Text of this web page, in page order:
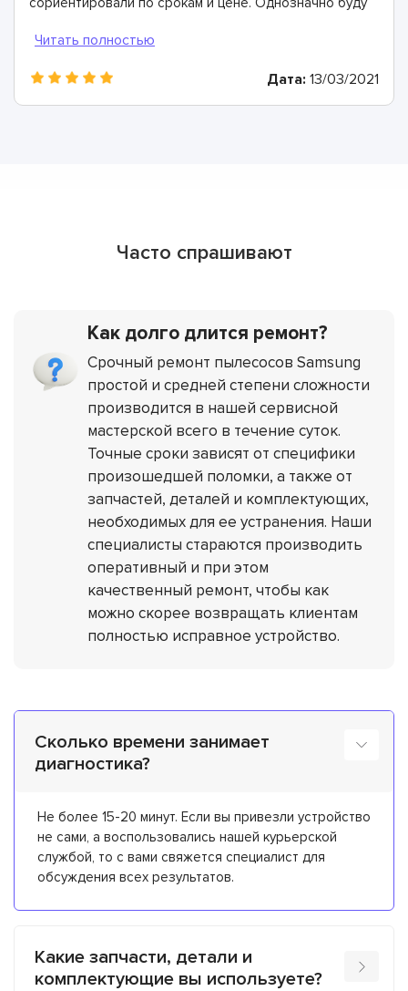
Дата: 13/03/2021
Часто спрашивают
Как долго длится ремонт?
Срочный ремонт пылесосов Samsung
простой и средней степени сложности
производится в нашей сервисной
мастерской всего в течение суток.
Точные сроки зависят от специфики
произошедшей поломки, а также от
запчастей, деталей и комплектующих,
необходимых для ее устранения. Наши
специалисты стараются производить
оперативный и при этом
качественный ремонт, чтобы как
можно скорее возвращать клиентам
полностью исправное устройство.
Сколько времени занимает
диагностика?
Не более 15-20 минут. Если вы привезли устройство
не сами, а воспользовались нашей курьерской
службой, то с вами свяжется специалист для
обсуждения всех результатов.
Какие запчасти, детали и
комплектующие вы используете?